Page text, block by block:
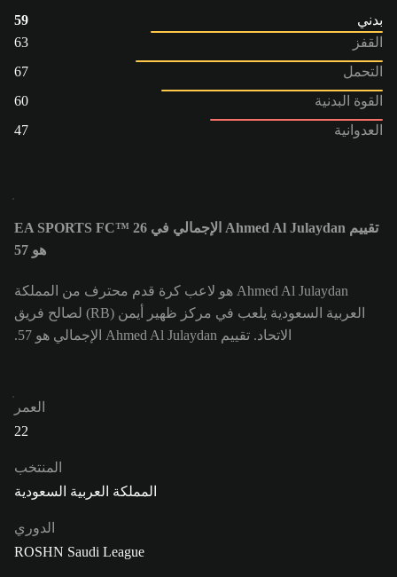
بدني
59
القفز
63
التحمل
67
القوة البدنية
60
العدوانية
47
تقييم Ahmed Al Julaydan الإجمالي في EA SPORTS FC™ 26
هو 57
Ahmed Al Julaydan هو لاعب كرة قدم محترف من المملكة
العربية السعودية يلعب في مركز ظهير أيمن (RB) لصالح فريق
الاتحاد. تقييم Ahmed Al Julaydan الإجمالي هو 57.
العمر
22
المنتخب
المملكة العربية السعودية
الدوري
ROSHN Saudi League